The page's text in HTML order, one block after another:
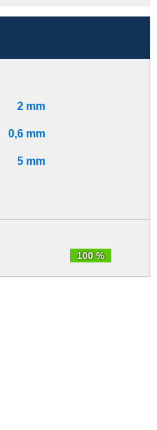
2 mm
0,6 mm
5 mm
100 %